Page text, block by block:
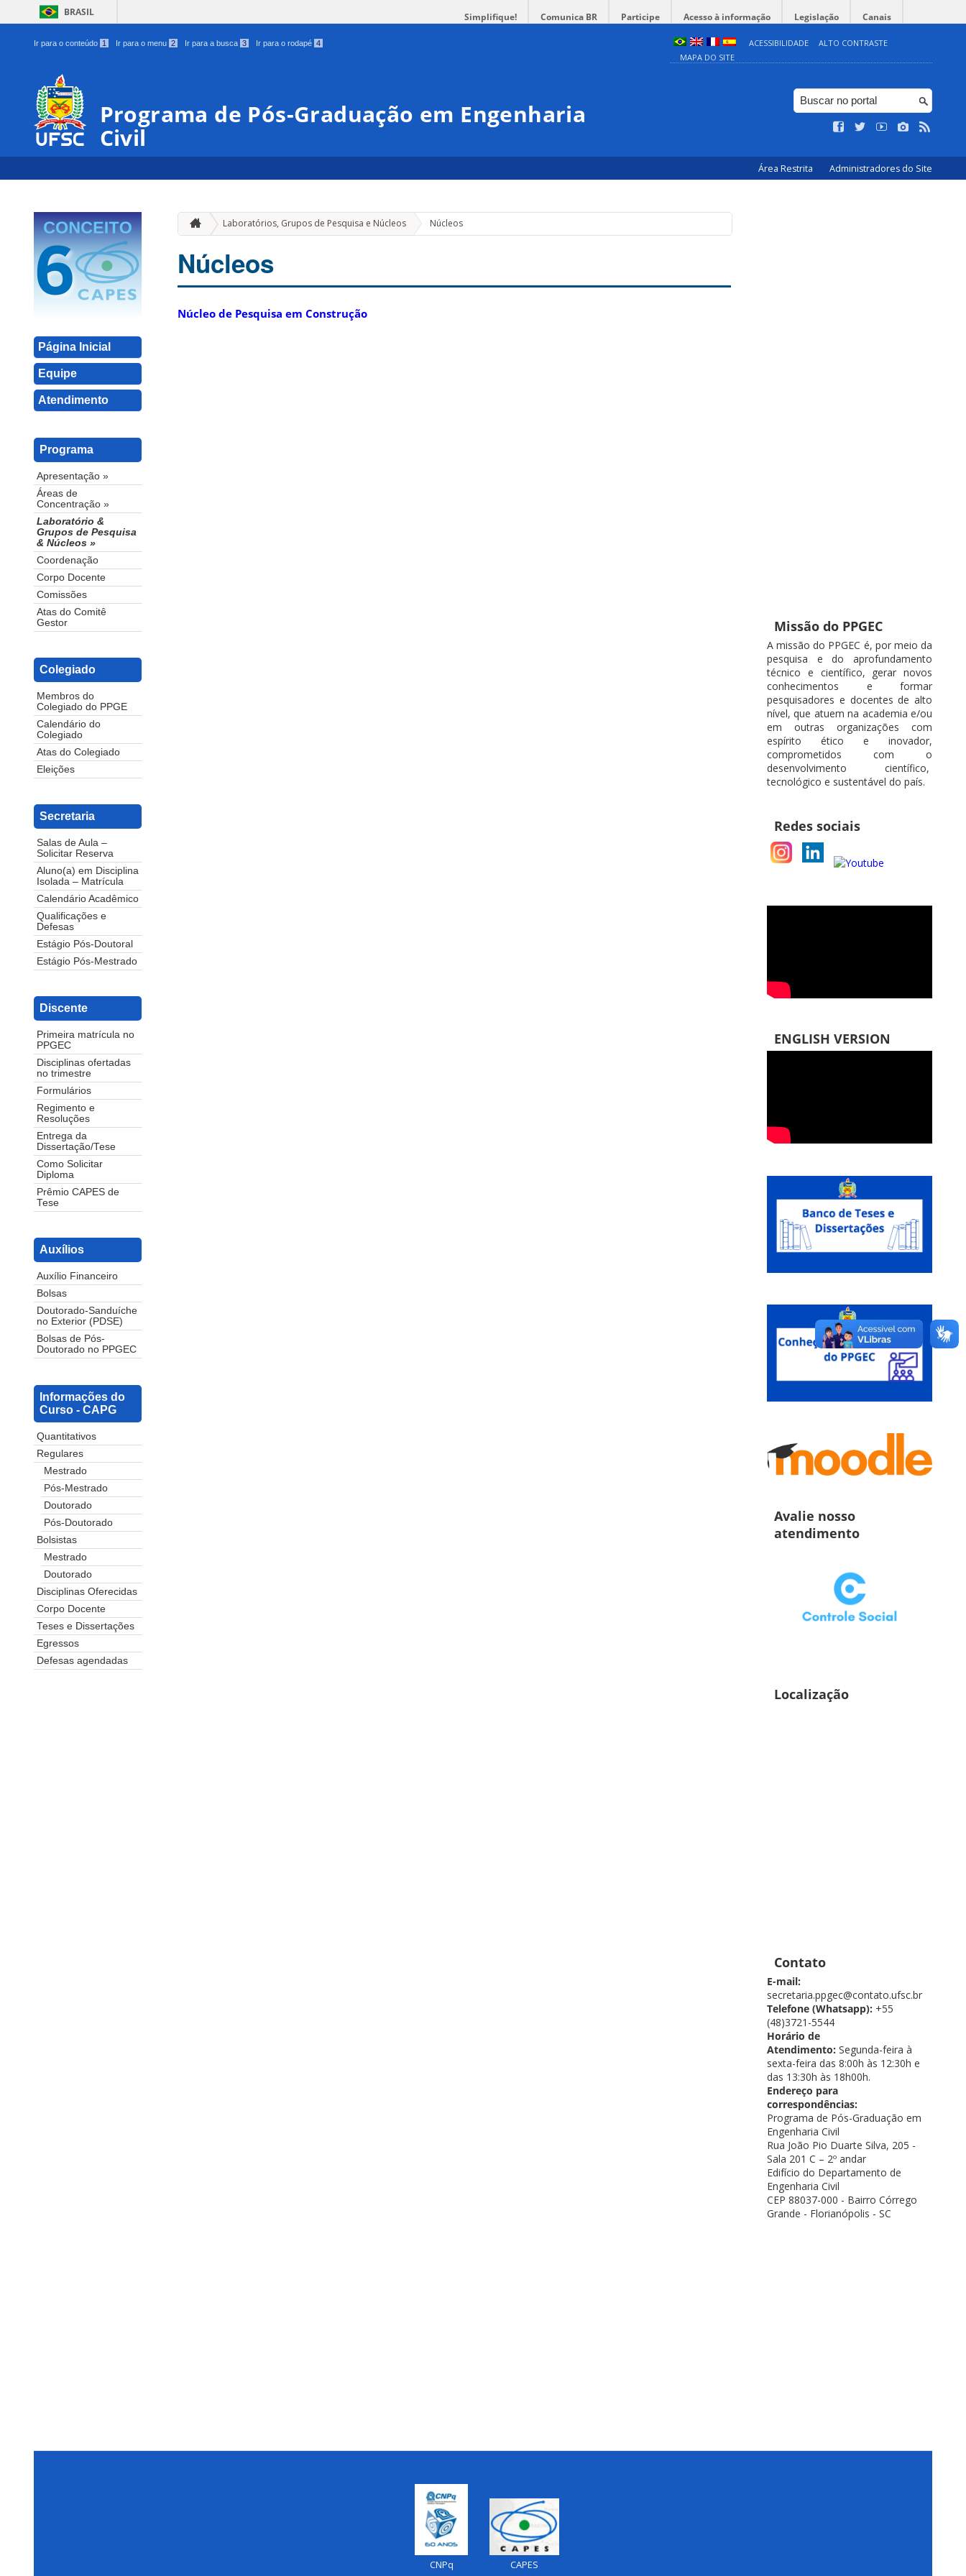
BRASIL Simplifique! Comunica BR Participe Acesso à informação Legislação Canais
Ir para o conteúdo 1 Ir para o menu 2 Ir para a busca 3 Ir para o rodapé 4 ACESSIBILIDADE
ALTO CONTRASTE
MAPA DO SITE
Programa de Pós-Graduação em Engenharia
Civil
Área Restrita Administradores do Site
Página Inicial
Equipe
Atendimento
Programa
Apresentação »
Áreas de
Concentração »
Laboratório &
Grupos de Pesquisa
& Núcleos »
Coordenação
Corpo Docente
Comissões
Atas do Comitê
Gestor
Colegiado
Membros do
Colegiado do PPGE
Calendário do
Colegiado
Atas do Colegiado
Eleições
Secretaria
Salas de Aula –
Solicitar Reserva
Aluno(a) em Disciplina
Isolada – Matrícula
Calendário Acadêmico
Qualificações e
Defesas
Estágio Pós-Doutoral
Estágio Pós-Mestrado
Discente
Primeira matrícula no
PPGEC
Disciplinas ofertadas
no trimestre
Formulários
Regimento e
Resoluções
Entrega da
Dissertação/Tese
Como Solicitar
Diploma
Prêmio CAPES de
Tese
Auxílios
Auxílio Financeiro
Bolsas
Doutorado-Sanduíche
no Exterior (PDSE)
Bolsas de Pós-
Doutorado no PPGEC
Informações do
Curso - CAPG
Quantitativos
Regulares
Mestrado
Pós-Mestrado
Doutorado
Pós-Doutorado
Bolsistas
Mestrado
Doutorado
Disciplinas Oferecidas
Corpo Docente
Teses e Dissertações
Egressos
Defesas agendadas
Laboratórios, Grupos de Pesquisa e Núcleos Núcleos
Núcleos
Núcleo de Pesquisa em Construção
Missão do PPGEC
A missão do PPGEC é, por meio da
pesquisa e do aprofundamento
técnico e científico, gerar novos
conhecimentos e formar
pesquisadores e docentes de alto
nível, que atuem na academia e/ou
em outras organizações com
espírito ético e inovador,
comprometidos com o
desenvolvimento científico,
tecnológico e sustentável do país.
Redes sociais
ENGLISH VERSION
Avalie nosso
atendimento
Localização
Contato
E-mail:
secretaria.ppgec@contato.ufsc.br
Telefone (Whatsapp): +55
(48)3721-5544
Horário de
Atendimento: Segunda-feira à
sexta-feira das 8:00h às 12:30h e
das 13:30h às 18h00h.
Endereço para
correspondências:
Programa de Pós-Graduação em
Engenharia Civil
Rua João Pio Duarte Silva, 205 -
Sala 201 C – 2º andar
Edifício do Departamento de
Engenharia Civil
CEP 88037-000 - Bairro Córrego
Grande - Florianópolis - SC
CNPq CAPES